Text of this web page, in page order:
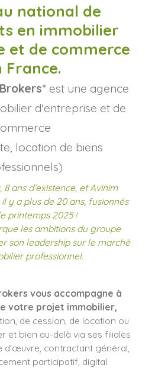
national de
en immobilier
et de commerce
France.
est une agence
d'entreprise et de
location de biens
ans d’existence, et Avinim
y a plus de 20 ans, fusionnés
printemps 2025 !
les ambitions du groupe
son leadership sur le marché
professionnel.
vous accompagne à
votre projet immobilier,
de cession, de location ou
et bien au-delà via ses filiales
contractant général,
participatif, digital